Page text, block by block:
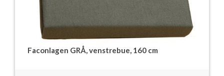
Faconlagen GRÅ, venstrebue, 160 cm